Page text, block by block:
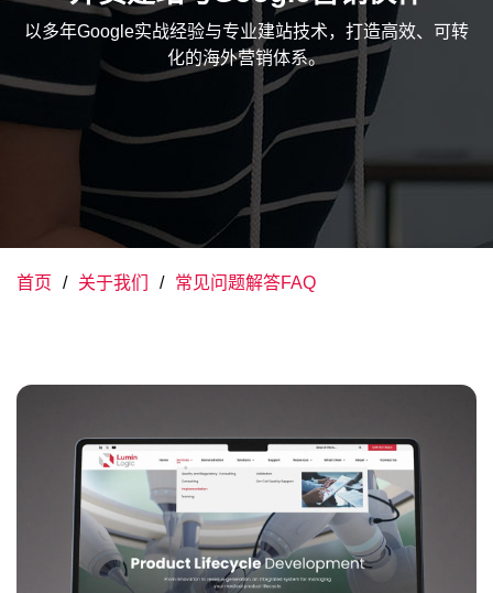
以多年Google实战经验与专业建站技术，打造高效、可转
化的海外营销体系。
首页 关于我们 常见问题解答FAQ